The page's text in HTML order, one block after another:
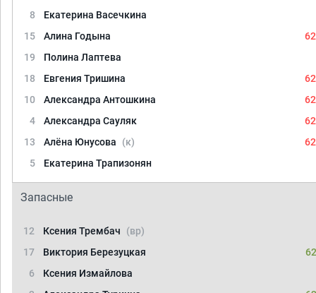
8
Екатерина Васечкина
15
Алина Годына
19
Полина Лаптева
18
Евгения Тришина
10
Александра Антошкина
4
Александра Сауляк
13
Алёна Юнусова (к)
5
Екатерина Трапизонян
Запасные
12 Ксения Трембач
(вр)
17
Виктория Березуцкая
6
Ксения Измайлова